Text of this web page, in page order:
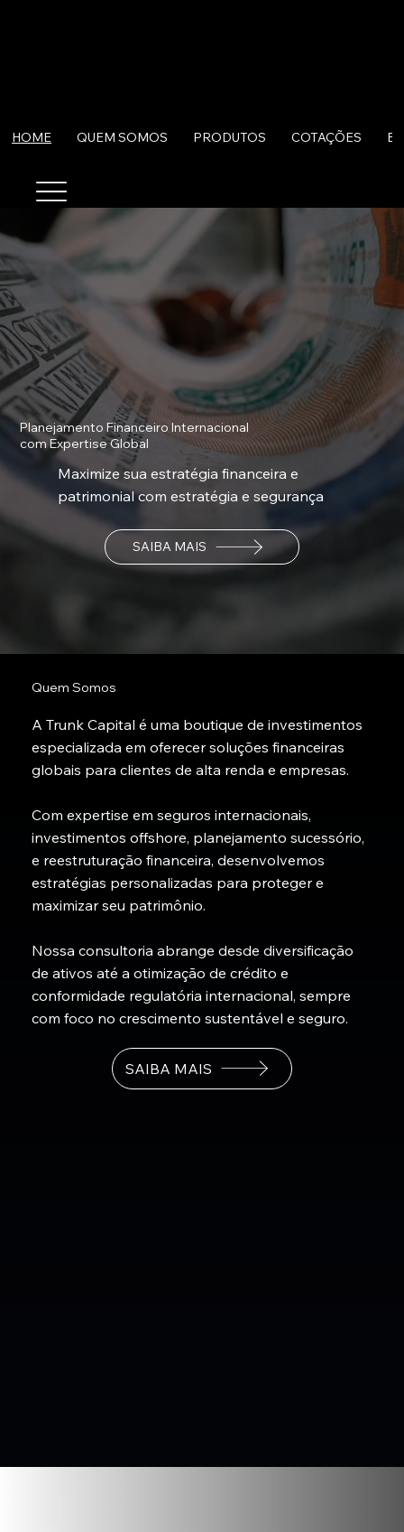
HOME QUEM SOMOS PRODUTOS COTAÇÕES
Planejamento Financeiro Internacional
com Expertise Global
Maximize sua estratégia financeira e
patrimonial com estratégia e segurança
SAIBA MAIS
Quem Somos
A Trunk Capital é uma boutique de investimentos
especializada em oferecer soluções financeiras
globais para clientes de alta renda e empresas.
Com expertise em seguros internacionais,
investimentos offshore, planejamento sucessório,
e reestruturação financeira, desenvolvemos
estratégias personalizadas para proteger e
maximizar seu patrimônio.
Nossa consultoria abrange desde diversificação
de ativos até a otimização de crédito e
conformidade regulatória internacional, sempre
com foco no crescimento sustentável e seguro.
SAIBA MAIS